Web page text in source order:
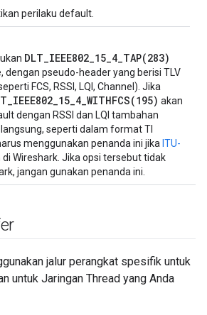
perilaku default.
DLT_IEEE802_15_4_TAP(283)
pseudo-header yang berisi TLV
FCS, RSSI, LQI, Channel). Jika
akan
dengan RSSI dan LQI tambahan
seperti dalam format TI
menggunakan penanda ini jika ITU-
Wireshark. Jika opsi tersebut tidak
jangan gunakan penanda ini.
jalur perangkat spesifik untuk
untuk Jaringan Thread yang Anda